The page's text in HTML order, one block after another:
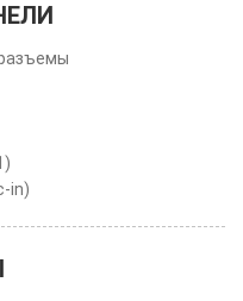
in)